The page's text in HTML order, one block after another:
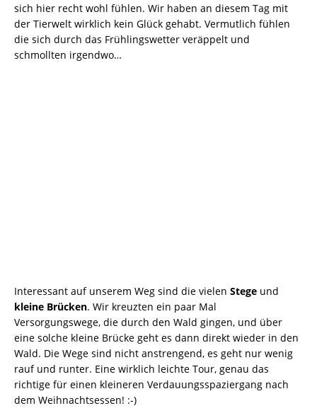
sich hier recht wohl fühlen. Wir haben an diesem Tag mit
der Tierwelt wirklich kein Glück gehabt. Vermutlich fühlen
die sich durch das Frühlingswetter veräppelt und
schmollten irgendwo…
Interessant auf unserem Weg sind die vielen Stege und
kleine Brücken. Wir kreuzten ein paar Mal
Versorgungswege, die durch den Wald gingen, und über
eine solche kleine Brücke geht es dann direkt wieder in den
Wald. Die Wege sind nicht anstrengend, es geht nur wenig
rauf und runter. Eine wirklich leichte Tour, genau das
richtige für einen kleineren Verdauungsspaziergang nach
dem Weihnachtsessen! :-)